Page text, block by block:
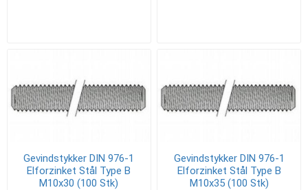
Gevindstykker DIN 976-1
Elforzinket Stål Type B
M10x30 (100 Stk)
Gevindstykker DIN 976-1
Elforzinket Stål Type B
M10x35 (100 Stk)